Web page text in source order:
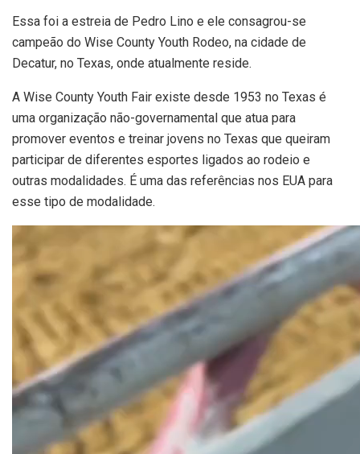
Essa foi a estreia de Pedro Lino e ele consagrou-se
campeão do Wise County Youth Rodeo, na cidade de
Decatur, no Texas, onde atualmente reside.
A Wise County Youth Fair existe desde 1953 no Texas é
uma organização não-governamental que atua para
promover eventos e treinar jovens no Texas que queiram
participar de diferentes esportes ligados ao rodeio e
outras modalidades. É uma das referências nos EUA para
esse tipo de modalidade.